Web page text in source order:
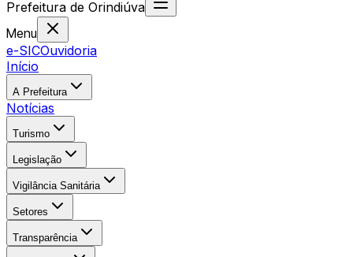
Prefeitura de Orindiúva
Menu
e-SICOuvidoria
Início
A Prefeitura
Notícias
Turismo
Legislação
Vigilância Sanitária
Setores
Transparência